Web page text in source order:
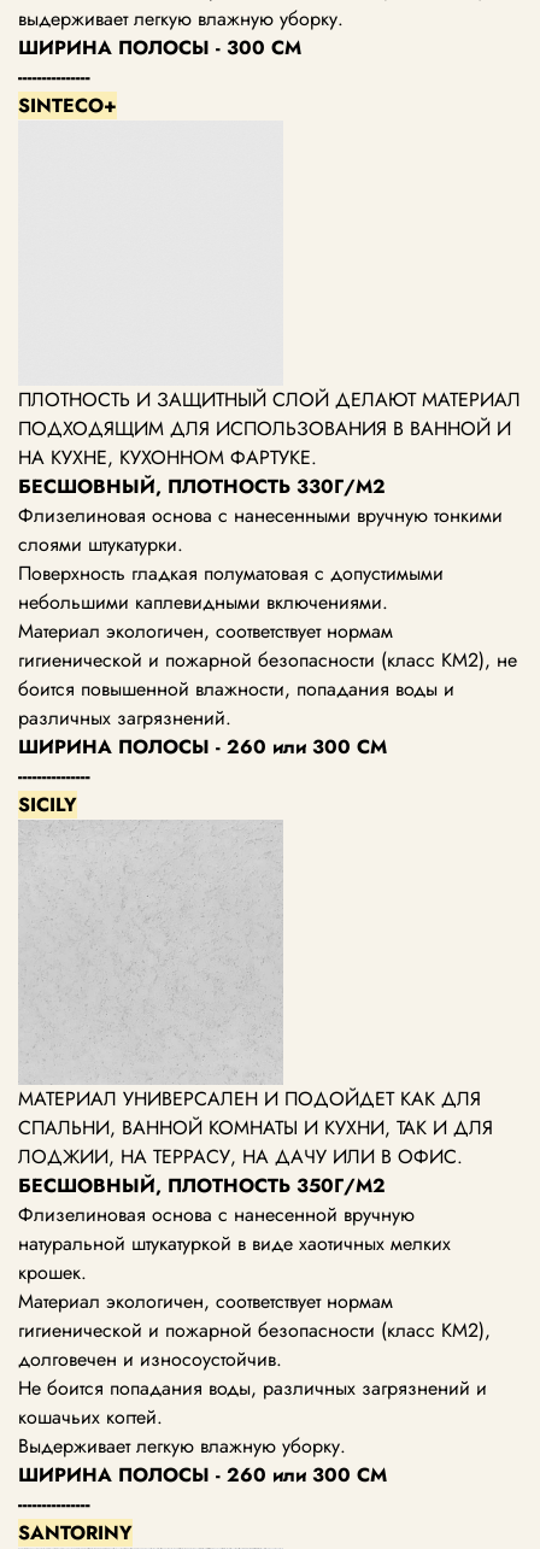
выдерживает легкую влажную уборку.
ШИРИНА ПОЛОСЫ - 300 СМ
---------------
SINTECO+
ПЛОТНОСТЬ И ЗАЩИТНЫЙ СЛОЙ ДЕЛАЮТ МАТЕРИАЛ
ПОДХОДЯЩИМ ДЛЯ ИСПОЛЬЗОВАНИЯ В ВАННОЙ И
НА КУХНЕ, КУХОННОМ ФАРТУКЕ.
БЕСШОВНЫЙ, ПЛОТНОСТЬ 330Г/М2
Флизелиновая основа с нанесенными вручную тонкими
слоями штукатурки.
Поверхность гладкая полуматовая с допустимыми
небольшими каплевидными включениями.
Материал экологичен, соответствует нормам
гигиенической и пожарной безопасности (класс KM2), не
боится повышенной влажности, попадания воды и
различных загрязнений.
ШИРИНА ПОЛОСЫ - 260 или 300 СМ
---------------
SICILY
МАТЕРИАЛ УНИВЕРСАЛЕН И ПОДОЙДЕТ КАК ДЛЯ
СПАЛЬНИ, ВАННОЙ КОМНАТЫ И КУХНИ, ТАК И ДЛЯ
ЛОДЖИИ, НА ТЕРРАСУ, НА ДАЧУ ИЛИ В ОФИС.
БЕСШОВНЫЙ, ПЛОТНОСТЬ 350Г/М2
Флизелиновая основа с нанесенной вручную
натуральной штукатуркой в виде хаотичных мелких
крошек.
Материал экологичен, соответствует нормам
гигиенической и пожарной безопасности (класс KM2),
долговечен и износоустойчив.
Не боится попадания воды, различных загрязнений и
кошачьих когтей.
Выдерживает легкую влажную уборку.
ШИРИНА ПОЛОСЫ - 260 или 300 СМ
---------------
SANTORINY